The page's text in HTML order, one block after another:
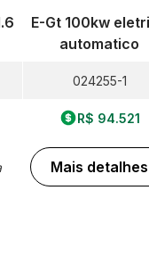
E-Gt 100kw
automatico
024255-1
R$ 94.521
Mais detalhes